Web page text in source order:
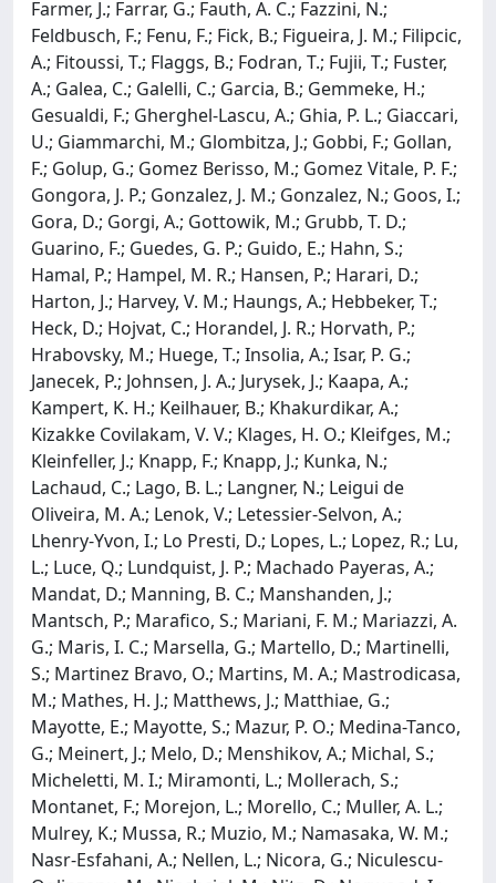
Farmer, J.; Farrar, G.; Fauth, A. C.; Fazzini, N.;
Feldbusch, F.; Fenu, F.; Fick, B.; Figueira, J. M.; Filipcic,
A.; Fitoussi, T.; Flaggs, B.; Fodran, T.; Fujii, T.; Fuster,
A.; Galea, C.; Galelli, C.; Garcia, B.; Gemmeke, H.;
Gesualdi, F.; Gherghel-Lascu, A.; Ghia, P. L.; Giaccari,
U.; Giammarchi, M.; Glombitza, J.; Gobbi, F.; Gollan,
F.; Golup, G.; Gomez Berisso, M.; Gomez Vitale, P. F.;
Gongora, J. P.; Gonzalez, J. M.; Gonzalez, N.; Goos, I.;
Gora, D.; Gorgi, A.; Gottowik, M.; Grubb, T. D.;
Guarino, F.; Guedes, G. P.; Guido, E.; Hahn, S.;
Hamal, P.; Hampel, M. R.; Hansen, P.; Harari, D.;
Harton, J.; Harvey, V. M.; Haungs, A.; Hebbeker, T.;
Heck, D.; Hojvat, C.; Horandel, J. R.; Horvath, P.;
Hrabovsky, M.; Huege, T.; Insolia, A.; Isar, P. G.;
Janecek, P.; Johnsen, J. A.; Jurysek, J.; Kaapa, A.;
Kampert, K. H.; Keilhauer, B.; Khakurdikar, A.;
Kizakke Covilakam, V. V.; Klages, H. O.; Kleifges, M.;
Kleinfeller, J.; Knapp, F.; Knapp, J.; Kunka, N.;
Lachaud, C.; Lago, B. L.; Langner, N.; Leigui de
Oliveira, M. A.; Lenok, V.; Letessier-Selvon, A.;
Lhenry-Yvon, I.; Lo Presti, D.; Lopes, L.; Lopez, R.; Lu,
L.; Luce, Q.; Lundquist, J. P.; Machado Payeras, A.;
Mandat, D.; Manning, B. C.; Manshanden, J.;
Mantsch, P.; Marafico, S.; Mariani, F. M.; Mariazzi, A.
G.; Maris, I. C.; Marsella, G.; Martello, D.; Martinelli,
S.; Martinez Bravo, O.; Martins, M. A.; Mastrodicasa,
M.; Mathes, H. J.; Matthews, J.; Matthiae, G.;
Mayotte, E.; Mayotte, S.; Mazur, P. O.; Medina-Tanco,
G.; Meinert, J.; Melo, D.; Menshikov, A.; Michal, S.;
Micheletti, M. I.; Miramonti, L.; Mollerach, S.;
Montanet, F.; Morejon, L.; Morello, C.; Muller, A. L.;
Mulrey, K.; Mussa, R.; Muzio, M.; Namasaka, W. M.;
Nasr-Esfahani, A.; Nellen, L.; Nicora, G.; Niculescu-